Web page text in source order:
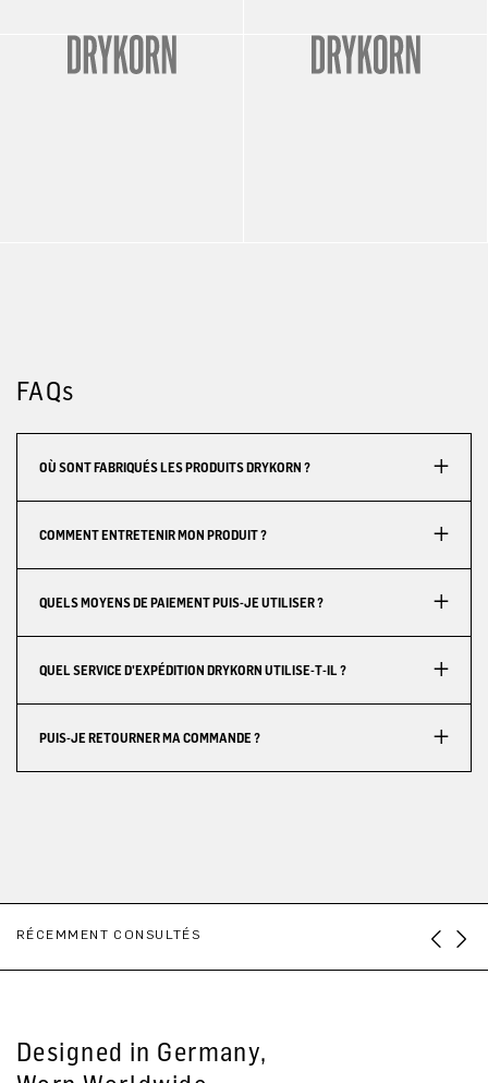
FAQs
OÙ SONT FABRIQUÉS LES PRODUITS DRYKORN ?
COMMENT ENTRETENIR MON PRODUIT ?
QUELS MOYENS DE PAIEMENT PUIS-JE UTILISER ?
QUEL SERVICE D'EXPÉDITION DRYKORN UTILISE-T-IL ?
PUIS-JE RETOURNER MA COMMANDE ?
RÉCEMMENT CONSULTÉS
Designed in Germany,